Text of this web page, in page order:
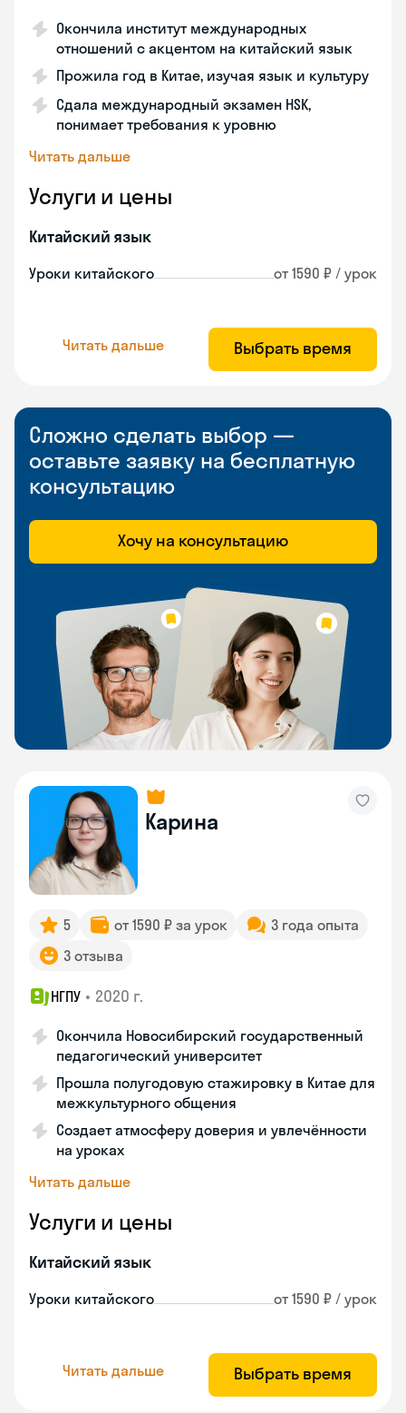
Окончила институт международных
отношений с акцентом на китайский язык
Прожила год в Китае, изучая язык и культуру
Сдала международный экзамен HSK,
понимает требования к уровню
Читать дальше
Услуги и цены
Китайский язык
Уроки китайского от 1590 ₽ / урок
Читать дальше Выбрать время
Сложно сделать выбор —
оставьте заявку на бесплатную
консультацию
Хочу на консультацию
Карина
5 от 1590 ₽ за урок
3 года опыта
3 отзыва
НГПУ • 2020 г.
Окончила Новосибирский государственный
педагогический университет
Прошла полугодовую стажировку в Китае для
межкультурного общения
Создает атмосферу доверия и увлечённости
на уроках
Читать дальше
Услуги и цены
Китайский язык
Уроки китайского от 1590 ₽ / урок
Читать дальше Выбрать время